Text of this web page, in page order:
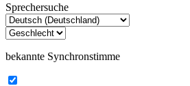
Sprechersuche
bekannte Synchronstimme